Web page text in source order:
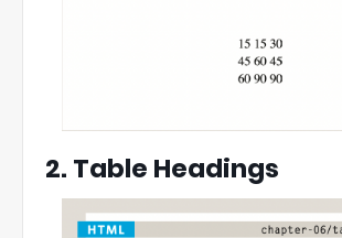
2. Table Headings